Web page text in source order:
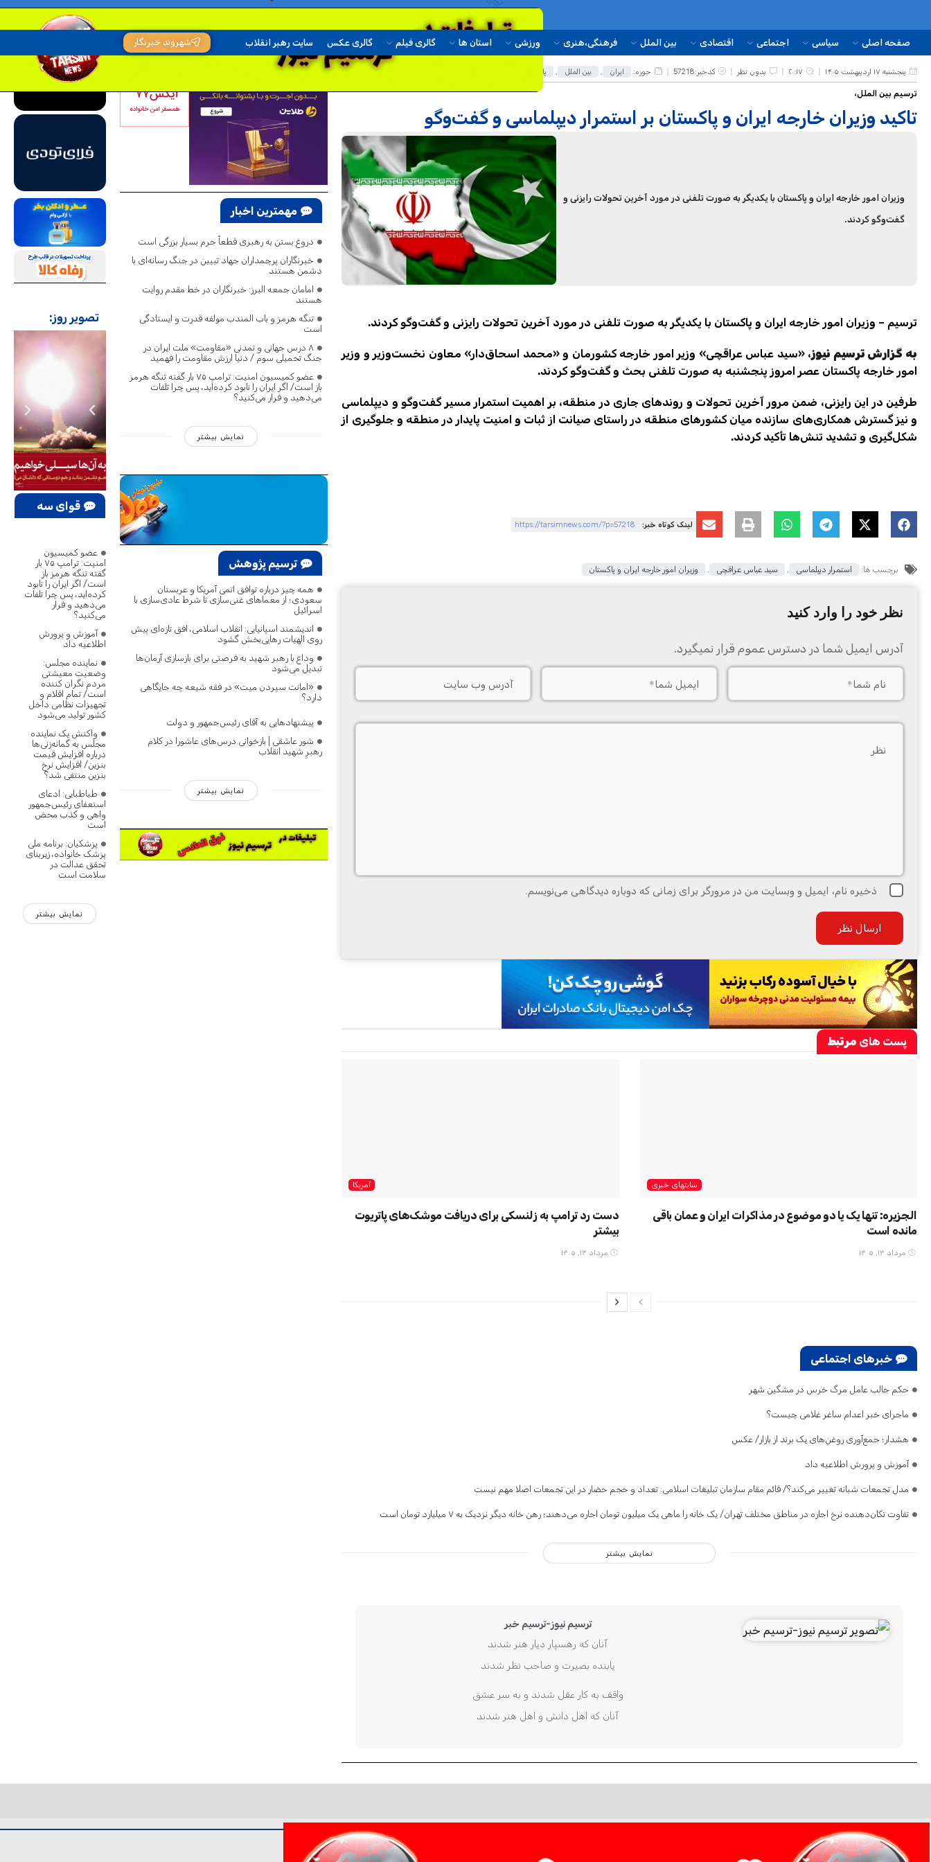
صفحه اصلی سیاسی اجتماعی اقتصادی بین الملل فرهنگی،هنری ورزشی استان ها گالری فیلم گالری عکس سایت رهبر انقلاب شهروند خبرنگار
پنجشنبه ۱۷ اردیبهشت ۱۴۰۵ ۲۰:۱۷ بدون نظر کدخبر:57218 حوزه: ایران بین الملل پاکستان
ترسیم بین الملل،
تاکید وزیران خارجه ایران و پاکستان بر استمرار دیپلماسی و گفت‌وگو
وزیران امور خارجه ایران و پاکستان با یکدیگر به صورت تلفنی در مورد آخرین تحولات رایزنی و
گفت‌وگو کردند.
ترسیم – وزیران امور خارجه ایران و پاکستان با یکدیگر به صورت تلفنی در مورد آخرین تحولات رایزنی و گفت‌وگو کردند.
به گزارش ترسیم نیوز، «سید عباس عراقچی» وزیر امور خارجه کشورمان و «محمد اسحاق‌دار» معاون نخست‌وزیر و وزیر
امور خارجه پاکستان عصر امروز پنجشنبه به صورت تلفنی بحث و گفت‌وگو کردند.
طرفین در این رایزنی، ضمن مرور آخرین تحولات و روندهای جاری در منطقه، بر اهمیت استمرار مسیر گفت‌وگو و دیپلماسی
و نیز گسترش همکاری‌های سازنده میان کشورهای منطقه در راستای صیانت از ثبات و امنیت پایدار در منطقه و جلوگیری از
شکل‌گیری و تشدید تنش‌ها تأکید کردند.
لینک کوتاه خبر: https://tarsimnews.com/?p=57218
برچسب ها: استمرار دیپلماسی سید عباس عراقچی وزیران امور خارجه ایران و پاکستان
نظر خود را وارد کنید
آدرس ایمیل شما در دسترس عموم قرار نمیگیرد.
ذخیره نام، ایمیل و وبسایت من در مرورگر برای زمانی که دوباره دیدگاهی می‌نویسم.
پست های مرتبط
سایتهای خبری
الجزیره: تنها یک یا دو موضوع در مذاکرات ایران و عمان باقی
مانده است
مرداد ۱۴, ۱۴۰۵
آمریکا
دست رد ترامپ به زلنسکی برای دریافت موشک‌های پاتریوت
بیشتر
مرداد ۱۴, ۱۴۰۵
خبرهای اجتماعی
حکم جالب عامل مرگ خرس در مشگین‌ شهر
ماجرای خبر اعدام ساغر غلامی چیست؟
هشدار؛ جمع‌آوری روغن‌های یک برند از بازار/ عکس
آموزش و پرورش اطلاعیه داد
مدل تجمعات شبانه تغییر می‌کند؟/ قائم مقام سازمان تبلیغات اسلامی: تعداد و حجم حضار در این تجمعات اصلا مهم نیست
تفاوت تکان‌دهنده نرخ اجاره در مناطق مختلف تهران/ یک خانه را ماهی یک میلیون تومان اجاره می‌دهند؛ رهن خانه دیگر نزدیک به ۷ میلیارد تومان است
نمایش بیشتر
ترسیم نیوز-ترسیم خبر
آنان که رهسپار دیار هنر شدند
یابنده بصیرت و صاحب نظر شدند
واقف به کار عقل شدند و به سر عشق
آنان که اهل دانش و اهل هنر شدند
مهمترین اخبار
دروغ بستن به رهبری قطعاً جرم بسیار بزرگی است
خبرنگاران پرچمداران جهاد تبیین در جنگ رسانه‌ای با
دشمن هستند
امامان جمعه البرز: خبرنگاران در خط مقدم روایت
هستند
تنگه‌ هرمز و باب المندب مولفه قدرت و ایستادگی
است
۸ درس جهانی و تمدنی «مقاومت» ملت ایران در
جنگ تحمیلی سوم / دنیا ارزش مقاومت را فهمید
عضو کمیسیون امنیت: ترامپ ۷۵ بار گفته تنگه هرمز
باز است/ اگر ایران را نابود کرده‌اید، پس چرا تلفات
می‌دهید و فرار می‌کنید؟
نمایش بیشتر
ترسیم پژوهش
همه چیز درباره توافق اتمی آمریکا و عربستان
سعودی؛ از معماهای غنی‌سازی تا شرط عادی‌سازی با
اسرائیل
اندیشمند اسپانیایی: انقلاب اسلامی، افق تازه‌ای پیش
روی الهیات رهایی‌بخش گشود
وداع با رهبر شهید به فرصتی برای بازسازی آرمان‌ها
تبدیل می‌شود
«امانت سپردن میت» در فقه شیعه چه جایگاهی
دارد؟
پیشنهادهایی به آقای رئیس‌جمهور و دولت
شور عاشقی | بازخوانی درس‌های عاشورا در کلام
رهبرِ شهید انقلاب
نمایش بیشتر
تصویر روز:
قوای سه
عضو کمیسیون
امنیت: ترامپ ۷۵ بار
گفته تنگه هرمز باز
است/ اگر ایران را نابود
کرده‌اید، پس چرا تلفات
می‌دهید و فرار
می‌کنید؟
آموزش و پرورش
اطلاعیه داد
نماینده مجلس:
وضعیت معیشتی
مردم نگران کننده
است/ تمام اقلام و
تجهیزات نظامی داخل
کشور تولید می‌شود
واکنش یک نماینده
مجلس به گمانه‌زنی‌ها
درباره افزایش قیمت
بنزین/ افزایش نرخ
بنزین منتفی شد؟
طباطبایی: ادعای
استعفای رئیس‌جمهور
واهی و کذب محض
است
پزشکیان: برنامه ملی
پزشک خانواده، زیربنای
تحقق عدالت در
سلامت است
نمایش بیشتر